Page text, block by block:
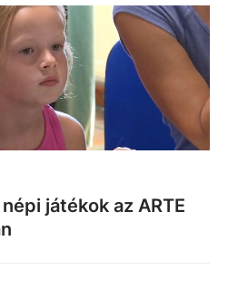
játékok az ARTE